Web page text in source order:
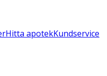
Hitta apotekKundservice